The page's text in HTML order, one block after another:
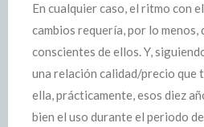
En cualquier caso, el ritmo con
cambios requería, por lo menos,
conscientes de ellos. Y,
una relación calidad/precio
ella, prácticamente, esos diez
bien el uso durante el periodo